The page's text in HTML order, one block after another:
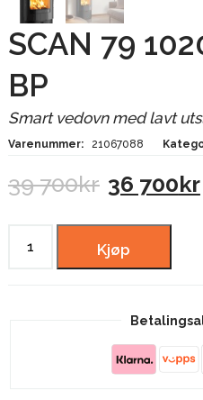
SCAN 79
BP
Smart vedovn med lavt
Varenummer: 21067088
39 700kr
pris
39
700kr.
36 700kr
Kjøp